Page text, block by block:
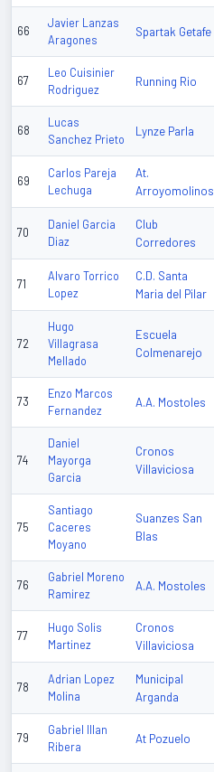
66
Javier Lanzas
Aragones
Spartak Getafe
67
Leo Cuisinier
Rodriguez
Running Rio
68
Lucas
Sanchez Prieto
Lynze Parla
69
Carlos Pareja
Lechuga
At.
Arroyomolinos
70
Daniel Garcia
Diaz
Club
Corredores
71
Alvaro Torrico
Lopez
C.D. Santa
Maria del Pilar
72
Hugo
Villagrasa
Mellado
Escuela
Colmenarejo
73
Enzo Marcos
Fernandez
A.A. Mostoles
74
Daniel
Mayorga
Garcia
Cronos
Villaviciosa
75
Santiago
Caceres
Moyano
Suanzes San
Blas
76
Gabriel Moreno
Ramirez
A.A. Mostoles
77
Hugo Solis
Martinez
Cronos
Villaviciosa
78
Adrian Lopez
Molina
Municipal
Arganda
79
Gabriel Illan
Ribera
At Pozuelo